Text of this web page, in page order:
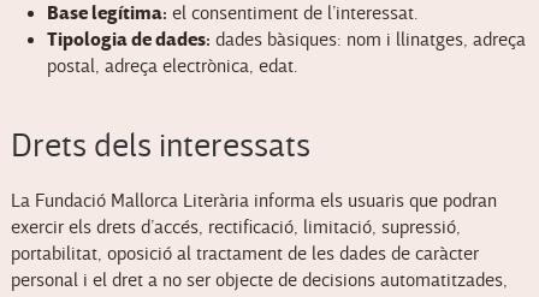
Base legítima: el consentiment de l’interessat.
Tipologia de dades: dades bàsiques: nom i llinatges, adreça
postal, adreça electrònica, edat.
Drets dels interessats
La Fundació Mallorca Literària informa els usuaris que podran
exercir els drets d’accés, rectificació, limitació, supressió,
portabilitat, oposició al tractament de les dades de caràcter
personal i el dret a no ser objecte de decisions automatitzades,